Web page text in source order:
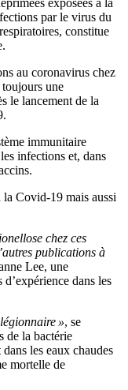
exposées à la
par le virus du
constitue
au coronavirus chez
une
le lancement de la
immunitaire
infections et, dans
la Covid-19 mais aussi
chez ces
publications à
Lee, une
dans les
», se
de la bactérie
les eaux chaudes
mortelle de